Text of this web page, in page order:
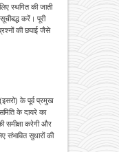
स्थगित की जाती
करें। पूरी
की छपाई जैसे
के पूर्व प्रमुख
के दायरे का
समीक्षा करेगी और
संभावित सुधारों की